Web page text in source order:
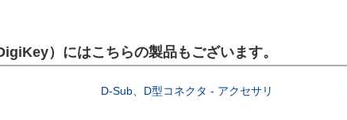
）にはこちらの製品もございます。
D-Sub、D型コネクタ - アクセサリ